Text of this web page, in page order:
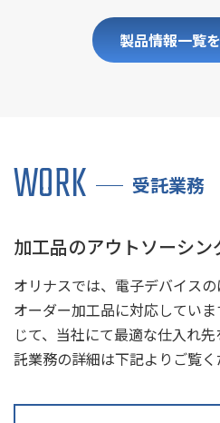
製品情報一覧
WORK 受託業務
加工品のアウトソーシン
オリナスでは、電子デバイス
オーダー加工品に対応してい
じて、当社にて最適な仕入れ
託業務の詳細は下記よりご覧く